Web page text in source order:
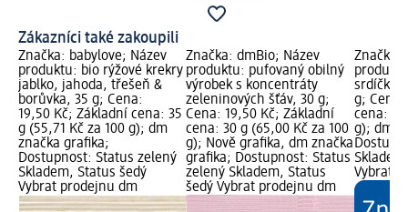
Zákazníci také zakoupili
Značka: babylove; Název
produktu: bio rýžové krekry
jablko, jahoda, třešeň &
borůvka, 35 g; Cena:
19,50 Kč; Základní cena: 35
g (55,71 Kč za 100 g); dm
značka grafika;
Dostupnost: Status zelený
Skladem, Status šedý
Vybrat prodejnu dm
Značka: dmBio; Název
produktu: pufovaný obilný
výrobek s koncentráty
zeleninových šťáv, 30 g;
Cena: 19,50 Kč; Základní
cena: 30 g (65,00 Kč za 100
g); Nově grafika, dm značka
grafika; Dostupnost: Status
zelený Skladem, Status
šedý Vybrat prodejnu dm
Značka:
srdíčka
g; Cena:
cena: 30
g); dm
Vybrat